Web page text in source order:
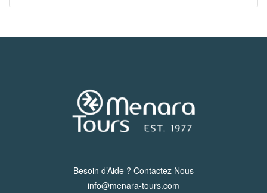
Besoin d’Aide ? Contactez Nous
info@menara-tours.com